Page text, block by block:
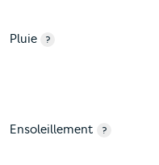
Pluie ?
Ensoleillement ?